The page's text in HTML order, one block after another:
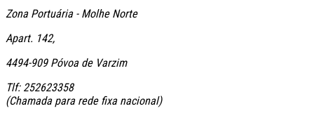
Zona Portuária - Molhe Norte
Apart. 142,
4494-909 Póvoa de Varzim
Tlf: 252623358
(Chamada para rede fixa nacional)